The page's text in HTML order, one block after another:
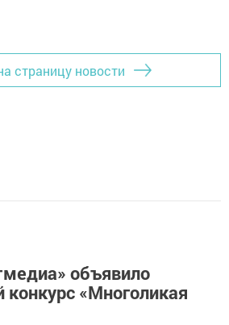
страницу новости
объявило
«Многоликая